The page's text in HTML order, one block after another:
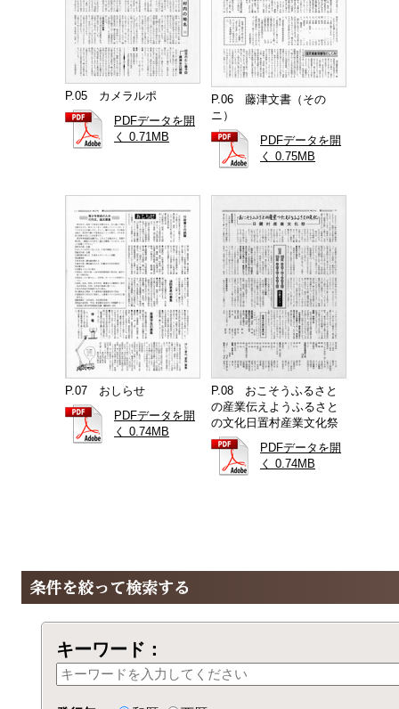
P.05 カメラルポ
PDFデータを開
く 0.71MB
P.06 藤津文書（その
ニ）
PDFデータを開
く 0.75MB
P.07 おしらせ
PDFデータを開
く 0.74MB
P.08 おこそうふるさと
の産業伝えようふるさと
の文化日置村産業文化祭
PDFデータを開
く 0.74MB
キーワード：